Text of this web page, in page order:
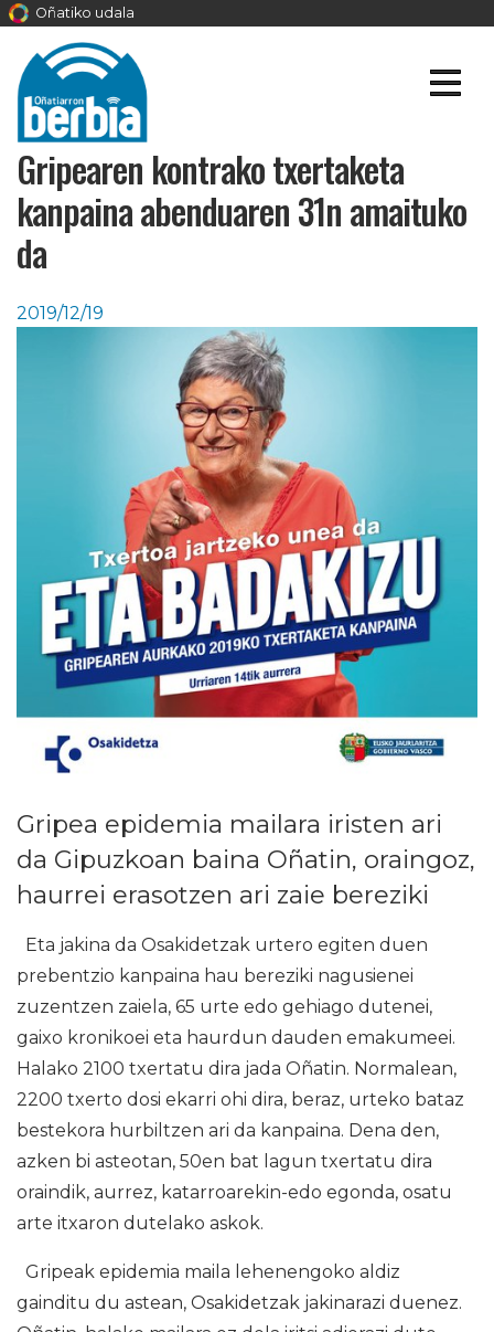
Oñatiko udala
Gripearen kontrako txertaketa
kanpaina abenduaren 31n amaituko
da
2019/12/19
Gripea epidemia mailara iristen ari
da Gipuzkoan baina Oñatin, oraingoz,
haurrei erasotzen ari zaie bereziki
Eta jakina da Osakidetzak urtero egiten duen
prebentzio kanpaina hau bereziki nagusienei
zuzentzen zaiela, 65 urte edo gehiago dutenei,
gaixo kronikoei eta haurdun dauden emakumeei.
Halako 2100 txertatu dira jada Oñatin. Normalean,
2200 txerto dosi ekarri ohi dira, beraz, urteko bataz
bestekora hurbiltzen ari da kanpaina. Dena den,
azken bi asteotan, 50en bat lagun txertatu dira
oraindik, aurrez, katarroarekin-edo egonda, osatu
arte itxaron dutelako askok.
Gripeak epidemia maila lehenengoko aldiz
gainditu du astean, Osakidetzak jakinarazi duenez.